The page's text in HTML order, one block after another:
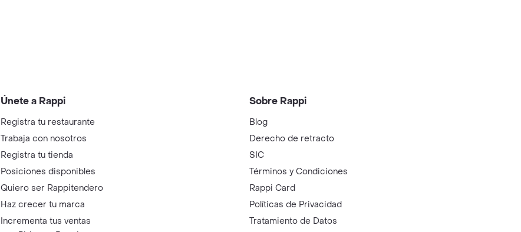
Únete a Rappi
Registra tu restaurante
Trabaja con nosotros
Registra tu tienda
Posiciones disponibles
Quiero ser Rappitendero
Haz crecer tu marca
Incrementa tus ventas
Sobre Rappi
Blog
Derecho de retracto
SIC
Términos y Condiciones
Rappi Card
Políticas de Privacidad
Tratamiento de Datos